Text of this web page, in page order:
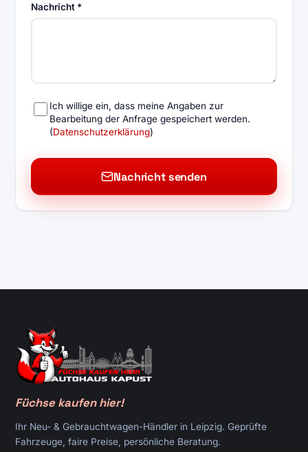
Nachricht *(Pflichtfeld)
Ich willige ein, dass meine Angaben zur
Bearbeitung der Anfrage gespeichert werden.
(Datenschutzerklärung)
Nachricht senden
Füchse kaufen hier!
Ihr Neu- & Gebrauchtwagen-Händler in Leipzig. Geprüfte
Fahrzeuge, faire Preise, persönliche Beratung.